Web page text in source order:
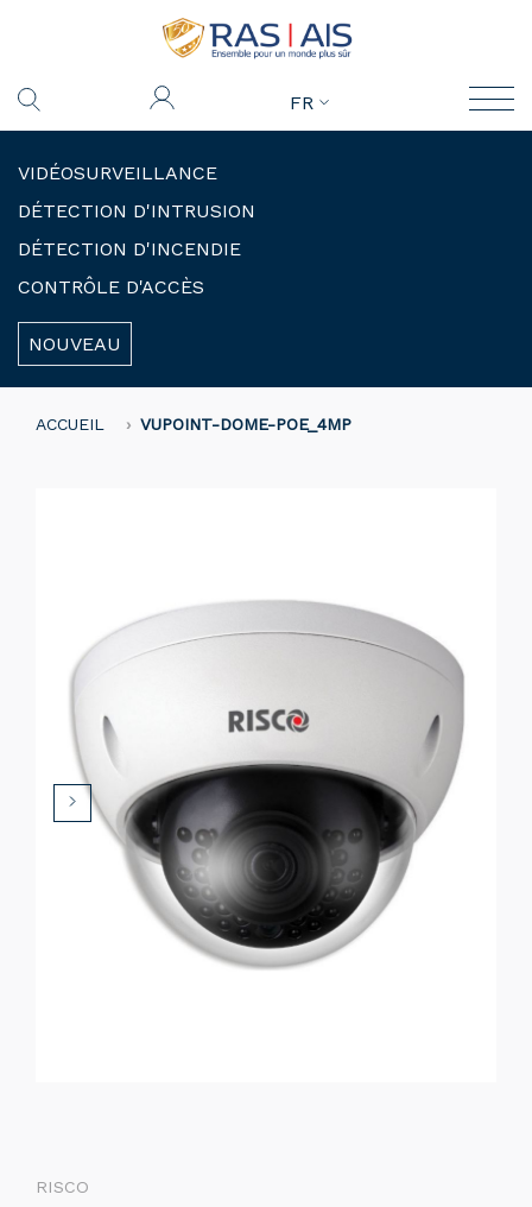
FR
VIDÉOSURVEILLANCE
DÉTECTION D'INTRUSION
DÉTECTION D'INCENDIE
CONTRÔLE D'ACCÈS
NOUVEAU
ACCUEIL VUPOINT-DOME-POE_4MP
RISCO